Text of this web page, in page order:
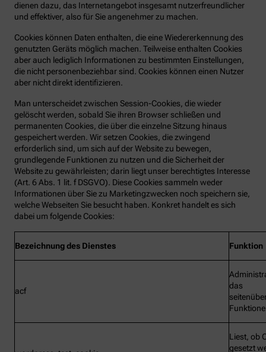
dienen dazu, das Internetangebot insgesamt nutzerfreundlicher
und effektiver, also für Sie angenehmer zu machen.
Cookies können Daten enthalten, die eine Wiedererkennung des
genutzten Geräts möglich machen. Teilweise enthalten Cookies
aber auch lediglich Informationen zu bestimmten Einstellungen,
die nicht personenbeziehbar sind. Cookies können einen Nutzer
aber nicht direkt identifizieren.
Man unterscheidet zwischen Session-Cookies, die wieder
gelöscht werden, sobald Sie ihren Browser schließen und
permanenten Cookies, die über die einzelne Sitzung hinaus
gespeichert werden. Wir setzen Cookies, die zwingend
erforderlich sind, um sich auf der Website zu bewegen,
grundlegende Funktionen zu nutzen und die Sicherheit der
Website zu gewährleisten; darin liegt unser berechtigtes Interesse
(Art. 6 Abs. 1 lit. f DSGVO). Diese Cookies sammeln weder
Informationen über Sie zu Marketingzwecken noch speichern sie,
welche Webseiten Sie besucht haben. Konkret handelt es sich
dabei um folgende Cookies:
Bezeichnungdes Dienstes Funktion
acf
das
Liest, ob
gesetzt